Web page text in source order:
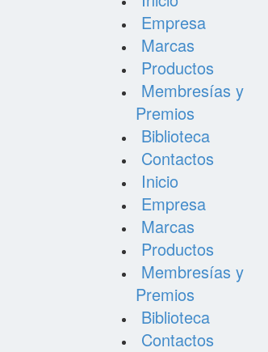
Empresa
Marcas
Productos
Membresías y
Premios
Biblioteca
Contactos
Inicio
Empresa
Marcas
Productos
Membresías y
Premios
Biblioteca
Contactos